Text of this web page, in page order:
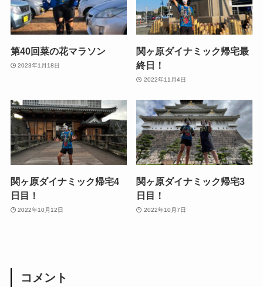
第40回菜の花マラソン
2023年1月18日
関ヶ原ダイナミック帰宅最
終日！
2022年11月4日
関ヶ原ダイナミック帰宅4
日目！
2022年10月12日
関ヶ原ダイナミック帰宅3
日目！
2022年10月7日
コメント